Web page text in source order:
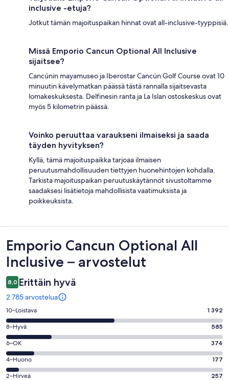
inclusive -etuja?
Jotkut tämän majoituspaikan hinnat ovat all-inclusive-tyyppisiä.
Missä Emporio Cancun Optional All Inclusive
sijaitsee?
Cancúnin mayamuseo ja Iberostar Cancún Golf Course ovat 10
minuutin kävelymatkan päässä tästä rannalla sijaitsevasta
lomakeskuksesta. Delfinesin ranta ja La Islan ostoskeskus ovat
myös 5 kilometrin päässä.
Voinko peruuttaa varaukseni ilmaiseksi ja saada
täyden hyvityksen?
Kyllä, tämä majoituspaikka tarjoaa ilmaisen
peruutusmahdollisuuden tiettyjen huonehintojen kohdalla.
Tarkista majoituspaikan peruutuskäytännöt sivustoltamme
saadaksesi lisätietoja mahdollisista vaatimuksista ja
poikkeuksista.
Arvostelut
Emporio Cancun Optional All
Inclusive – arvostelut
8,0 Erittäin hyvä
2 785 arvostelua
Arvosana
10
-
Loistava.
1392
kautta
2785
10–Loistava 1 392
Arvosana
8
-
Hyvä.
585
8–Hyvä 585
Arvosana
6
-
OK.
6–OK 374
Arvosana
4
4–Huono 177
Arvosana
2–Hirveä 257